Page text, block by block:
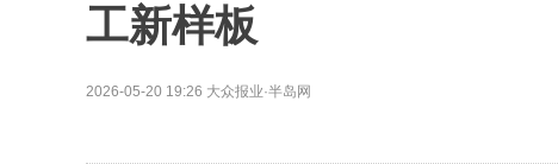
工新样板
2026-05-20 19:26 大众报业·半岛网